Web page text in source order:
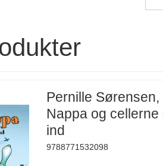
Pernille
Nappa og cellerne
ind
9788771532098